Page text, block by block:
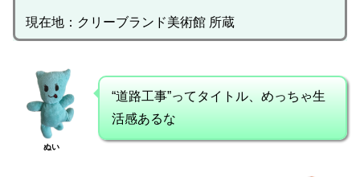
現在地：クリーブランド美術館 所蔵
ぬい
“道路工事”ってタイトル、めっちゃ生
活感あるな